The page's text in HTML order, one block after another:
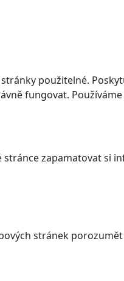
použitelné.
fungovat.
zapamatovat si
stránek